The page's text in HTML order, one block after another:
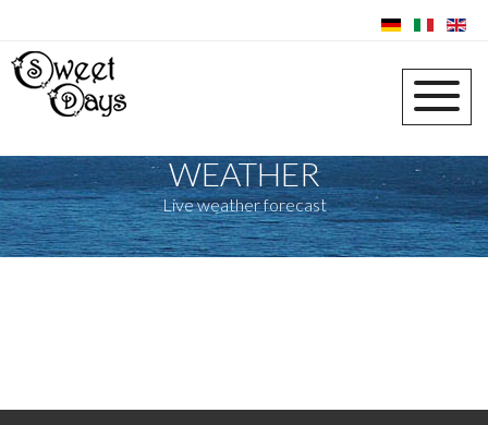
WEATHER
Live weather forecast